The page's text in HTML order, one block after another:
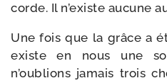
corde. Il n’existe aucune
Une fois que la grâce a
existe en nous une
n’oublions jamais trois